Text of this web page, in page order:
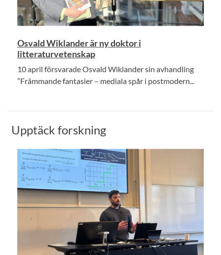
Osvald Wiklander är ny doktor i
litteraturvetenskap
10 april försvarade Osvald Wiklander sin avhandling
”Främmande fantasier – mediala spår i postmodern...
Upptäck forskning